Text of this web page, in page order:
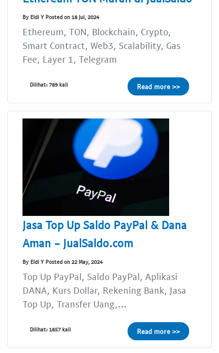
By Eldi Y Posted on 18 Jul, 2024
Ethereum, TON, Blockchain, Crypto,
Smart Contract, Web3, Scalability, Gas
Fee, Layer 1, Telegram
Dilihat: 789 kali Read more >>
Jasa Top Up Saldo PayPal & Dana
Aman - JualSaldo.com
By Eldi Y Posted on 22 May, 2024
Top Up PayPal, Saldo PayPal, Aplikasi
DANA, Kurs Dollar, Rekening Bank, Jasa
Top Up, Transfer Uang,...
Dilihat: 1857 kali Read more >>